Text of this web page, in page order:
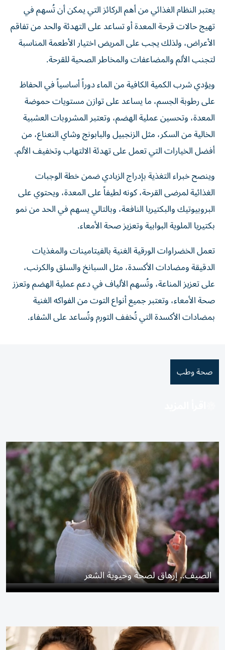
يعتبر النظام الغذائي من أهم الركائز التي يمكن أن تُسهم في
تهيج حالات قرحة المعدة أو تساعد على التهدئة والحد من تفاقم
الأعراض، ولذلك يجب على المريض اختيار الأطعمة المناسبة
لتجنب الألم والمضاعفات والمخاطر الصحية للقرحة.
ويؤدي شرب الكمية الكافية من الماء دوراً أساسياً في الحفاظ
على رطوبة الجسم، ما يساعد على توازن مستويات حموضة
المعدة، وتحسين عملية الهضم، وتعتبر المشروبات العشبية
الخالية من السكر، مثل الزنجبيل والبابونج وشاي النعناع، من
أفضل الخيارات التي تعمل على تهدئة الالتهاب وتخفيف الألم.
وينصح خبراء التغذية بإدراج الزبادي ضمن خطة الوجبات
الغذائية لمرضى القرحة، كونه لطيفاً على المعدة، ويحتوي على
البروبيوتيك والبكتيريا النافعة، وبالتالي يسهم في الحد من نمو
بكتيريا الملوية البوابية وتعزيز صحة الأمعاء.
تعمل الخضراوات الورقية الغنية بالفيتامينات والمغذيات
الدقيقة ومضادات الأكسدة، مثل السبانخ والسلق والكرنب،
على تعزيز المناعة، وتُسهم الألياف في دعم عملية الهضم وتعزز
صحة الأمعاء، وتعتبر جميع أنواع التوت من الفواكه الغنية
بمضادات الأكسدة التي تُخفف التورم وتُساعد على الشفاء.
صحة وطب
الصيف.. إرهاق لصحة وحيوية الشعر